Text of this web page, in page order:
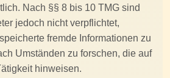
Nach §§ 8 bis 10 TMG sind
jedoch nicht verpflichtet,
fremde Informationen zu
Umständen zu forschen, die auf
hinweisen.